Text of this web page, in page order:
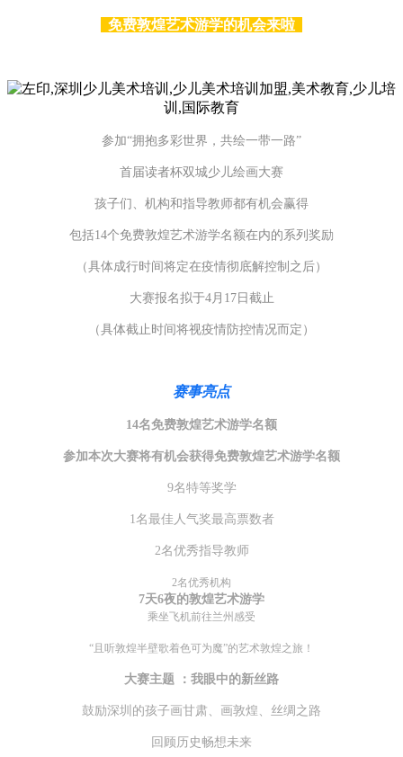
免费敦煌艺术游学的机会来啦
参加“拥抱多彩世界，共绘一带一路”
首届读者杯双城少儿绘画大赛
孩子们、机构和指导教师都有机会赢得
包括14个免费敦煌艺术游学名额在内的系列奖励
（具体成行时间将定在疫情彻底解控制之后）
大赛报名拟于4月17日截止
（具体截止时间将视疫情防控情况而定）
赛事亮点
14名免费敦煌艺术游学名额
参加本次大赛将有机会获得免费敦煌艺术游学名额
9名特等奖学
1名最佳人气奖最高票数者
2名优秀指导教师
2名优秀机构
7天6夜的敦煌艺术游学
乘坐飞机前往兰州感受
“且听敦煌半壁歌着色可为魔”的艺术敦煌之旅！
大赛主题 ： 我眼中的新丝路
鼓励深圳的孩子画甘肃、画敦煌、丝绸之路
回顾历史畅想未来